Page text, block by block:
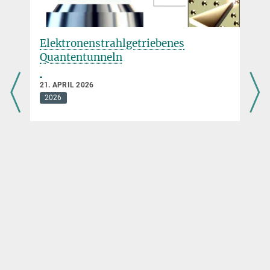
Elektronenstrahlgetriebenes
Quantentunneln
21. APRIL 2026
2026